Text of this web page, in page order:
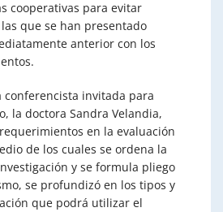
cooperativas para evitar
que se han presentado
anterior con los
conferencista invitada para
la doctora Sandra Velandia,
en la evaluación
de los cuales se ordena la
y se formula pliego
se profundizó en los tipos y
que podrá utilizar el